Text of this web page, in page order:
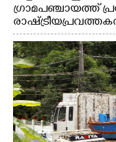
ഗ്രാമപഞ്ചായത്ത്
അടിഞ്ഞ് കൂടിയ
നീക്കം ചെയ്യുന്നു.